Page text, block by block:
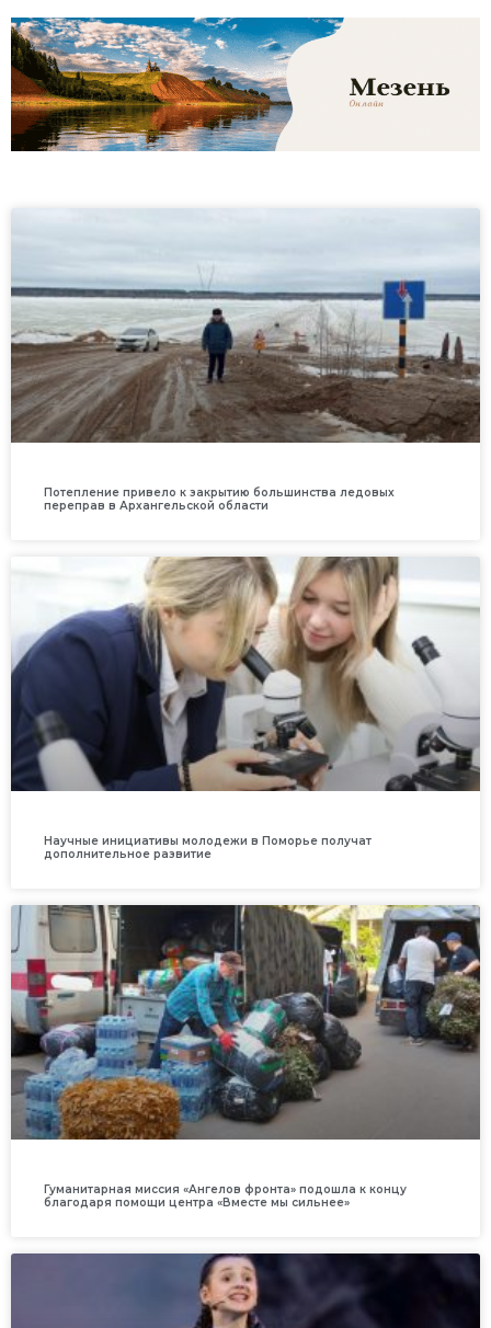
Потепление привело к закрытию большинства ледовых
переправ в Архангельской области
Научные инициативы молодежи в Поморье получат
дополнительное развитие
Гуманитарная миссия «Ангелов фронта» подошла к концу
благодаря помощи центра «Вместе мы сильнее»